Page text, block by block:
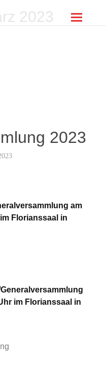
2023
2023
am
Florianssaal in
im Florianssaal in